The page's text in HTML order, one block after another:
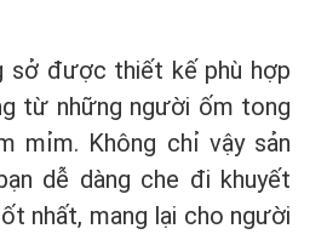
sở được thiết kế phù hợp
từ những người ốm tong
mỉm. Không chỉ vậy sản
dễ dàng che đi khuyết
nhất, mang lại cho người